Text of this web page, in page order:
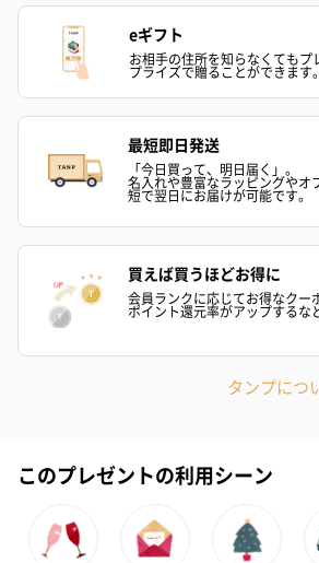
eギフト
お相手の住所を知らなくてもプ
プライズで贈ることができます。
最短即日発送
「今日買って、明日届く」。
名入れや豊富なラッピングやオ
短で翌日にお届けが可能です。
買えば買うほどお得に
会員ランクに応じてお得なクー
ポイント還元率がアップするな
タンプにつ
このプレゼントの利用シーン